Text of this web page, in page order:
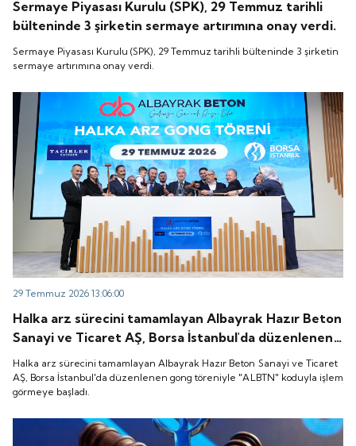
Sermaye Piyasası Kurulu (SPK), 29 Temmuz tarihli
bülteninde 3 şirketin sermaye artırımına onay verdi.
Sermaye Piyasası Kurulu (SPK), 29 Temmuz tarihli bülteninde 3 şirketin
sermaye artırımına onay verdi.
29 Temmuz 2026 13:06:00
Halka arz sürecini tamamlayan Albayrak Hazır Beton
Sanayi ve Ticaret AŞ, Borsa İstanbul'da düzenlenen
gong töreniyle "ALBTN" koduyla işlem görmeye
başladı.
Halka arz sürecini tamamlayan Albayrak Hazır Beton Sanayi ve Ticaret
AŞ, Borsa İstanbul'da düzenlenen gong töreniyle "ALBTN" koduyla işlem
görmeye başladı.